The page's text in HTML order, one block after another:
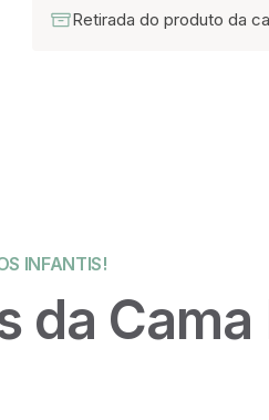
Retirada do produto da
INFANTIS!
da